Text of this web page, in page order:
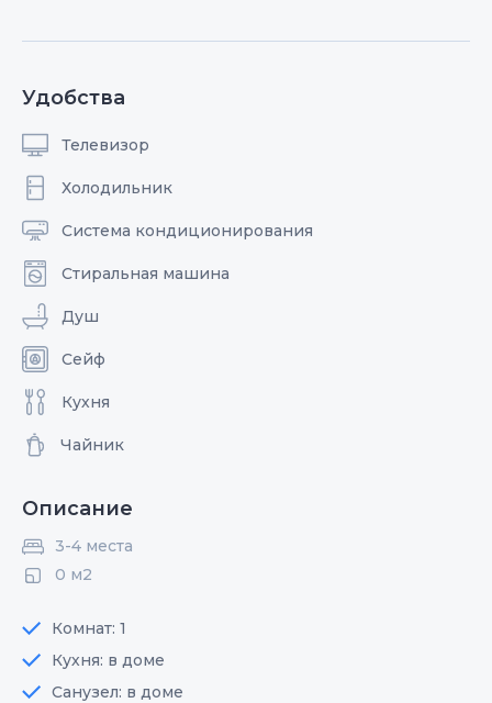
Удобства
Телевизор
Холодильник
Система кондиционирования
Стиральная машина
Душ
Сейф
Кухня
Чайник
Описание
3-4 места
0 м2
Комнат: 1
Кухня: в доме
Санузел: в доме